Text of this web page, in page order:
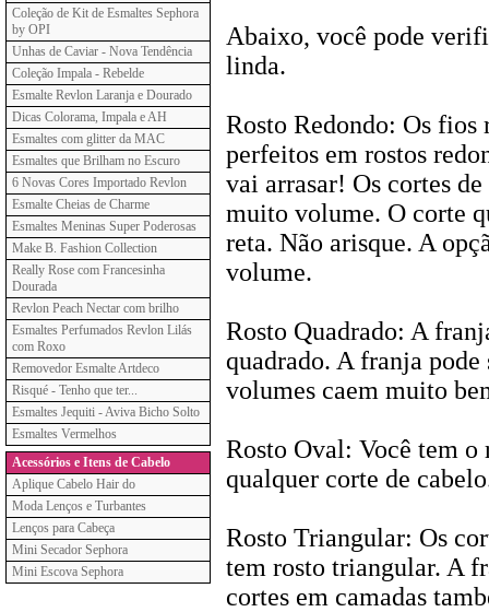
Coleção de Kit de Esmaltes Sephora
by OPI
Unhas de Caviar - Nova Tendência
Coleção Impala - Rebelde
Esmalte Revlon Laranja e Dourado
Dicas Colorama, Impala e AH
Esmaltes com glitter da MAC
Esmaltes que Brilham no Escuro
6 Novas Cores Importado Revlon
Esmalte Cheias de Charme
Esmaltes Meninas Super Poderosas
Make B. Fashion Collection
Really Rose com Francesinha
Dourada
Revlon Peach Nectar com brilho
Esmaltes Perfumados Revlon Lilás
com Roxo
Removedor Esmalte Artdeco
Risqué - Tenho que ter...
Esmaltes Jequiti - Aviva Bicho Solto
Esmaltes Vermelhos
Acessórios e Itens de Cabelo
Aplique Cabelo Hair do
Moda Lenços e Turbantes
Lenços para Cabeça
Mini Secador Sephora
Mini Escova Sephora
Abaixo, você pode
linda.
Rosto Redondo: Os fios
perfeitos em rostos
vai arrasar! Os cortes
muito volume. O corte
reta. Não arisque. A
volume.
Rosto Quadrado: A
quadrado. A franja pode
volumes caem muito
Rosto Oval: Você tem
qualquer corte de
Rosto Triangular: Os
tem rosto triangular. A
cortes em camadas